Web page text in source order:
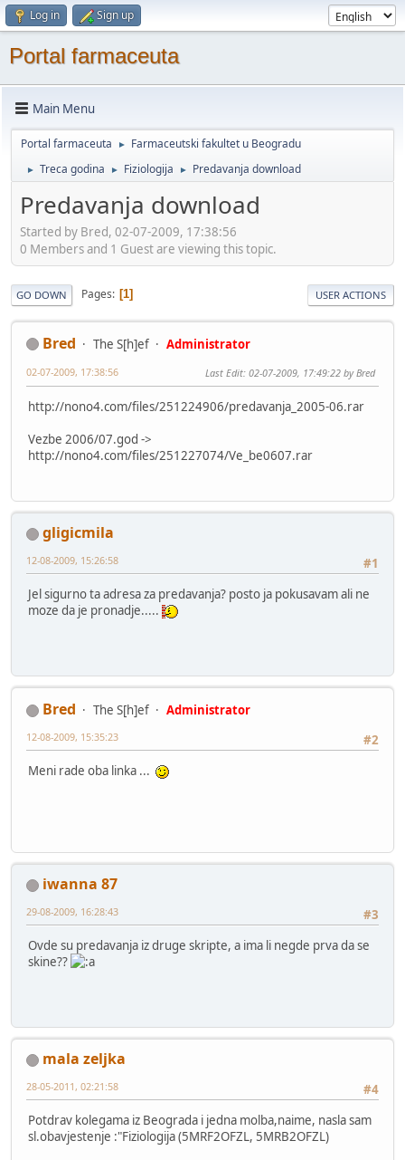
Log in Sign up
Portal farmaceuta
Main Menu
Portal farmaceuta ► Farmaceutski fakultet u Beogradu
► Treca godina ► Fiziologija ► Predavanja download
Predavanja download
Started by Bred, 02-07-2009, 17:38:56
0 Members and 1 Guest are viewing this topic.
GO DOWN Pages 1 USER ACTIONS
Bred The S[h]ef Administrator
02-07-2009, 17:38:56 Last Edit: 02-07-2009, 17:49:22 by Bred
http://nono4.com/files/251224906/predavanja_2005-06.rar
Vezbe 2006/07.god ->
http://nono4.com/files/251227074/Ve_be0607.rar
gligicmila
#1
12-08-2009, 15:26:58
Jel sigurno ta adresa za predavanja? posto ja pokusavam ali ne
moze da je pronadje.....
Bred The S[h]ef
Administrator
#2
12-08-2009, 15:35:23
Meni rade oba linka ...
iwanna 87
#3
29-08-2009, 16:28:43
Ovde su predavanja iz druge skripte, a ima li negde prva da se
skine??
mala zeljka
#4
28-05-2011, 02:21:58
Potdrav kolegama iz Beograda i jedna molba,naime, nasla sam
sl.obavjestenje :"Fiziologija (5MRF2OFZL, 5MRB2OFZL)